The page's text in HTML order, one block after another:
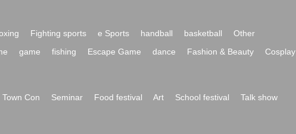
Fighting sports e Sports handball basketball
Other
game fishing Escape Game dance Fashion & Beauty
Cosplay
Town Con Seminar Food festival Art School festival
Talk show